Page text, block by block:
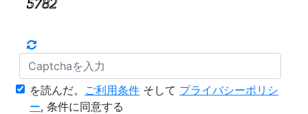
を読んだ。 ご利用条件 そして プライバシーポリシ
ー, 条件に同意する